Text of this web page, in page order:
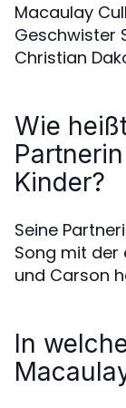
Macaulay
Geschwister
Christian
Wie
Kinder?
Seine
Song mit der
und Carson
In